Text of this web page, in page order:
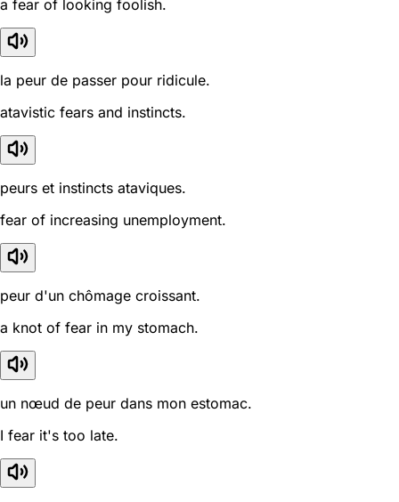
a fear of looking foolish.
la peur de passer pour ridicule.
atavistic fears and instincts.
peurs et instincts ataviques.
fear of increasing unemployment.
peur d'un chômage croissant.
a knot of fear in my stomach.
un nœud de peur dans mon estomac.
I fear it's too late.